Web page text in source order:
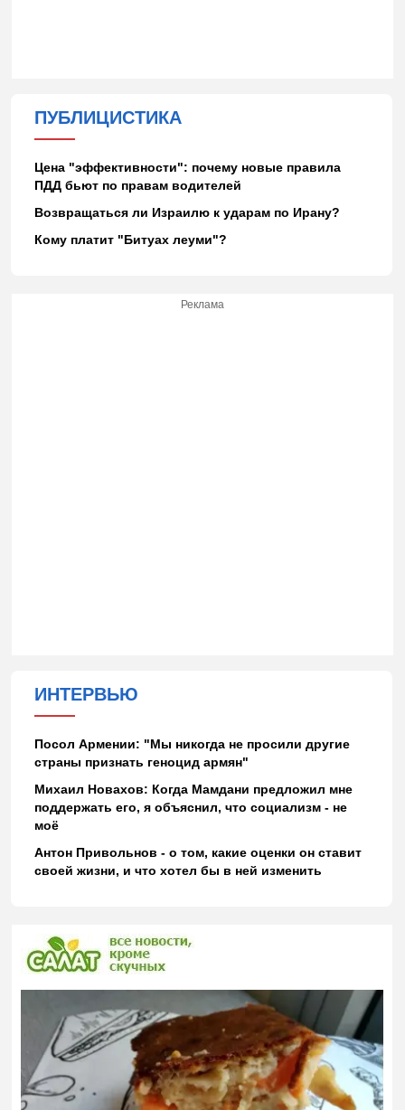
ПУБЛИЦИСТИКА
Цена "эффективности": почему новые правила
ПДД бьют по правам водителей
Возвращаться ли Израилю к ударам по Ирану?
Кому платит "Битуах леуми"?
Реклама
ИНТЕРВЬЮ
Посол Армении: "Мы никогда не просили другие
страны признать геноцид армян"
Михаил Новахов: Когда Мамдани предложил мне
поддержать его, я объяснил, что социализм - не
моё
Антон Привольнов - о том, какие оценки он ставит
своей жизни, и что хотел бы в ней изменить